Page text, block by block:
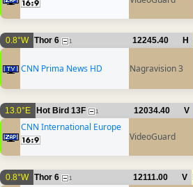
0.8°W Thor 6 1 12245.40 H
CNN Prima News HD Nagravision 3
13.0°E Hot Bird 13F 1 12034.40 V
CNN International Europe
VideoGuard
0.8°W Thor 6 1 12111.00 V